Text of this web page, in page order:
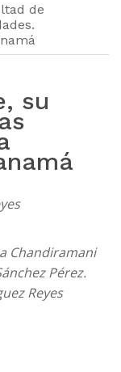
de
su
Chandiramani
Pérez.
Reyes